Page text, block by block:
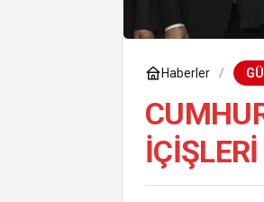
Haberler